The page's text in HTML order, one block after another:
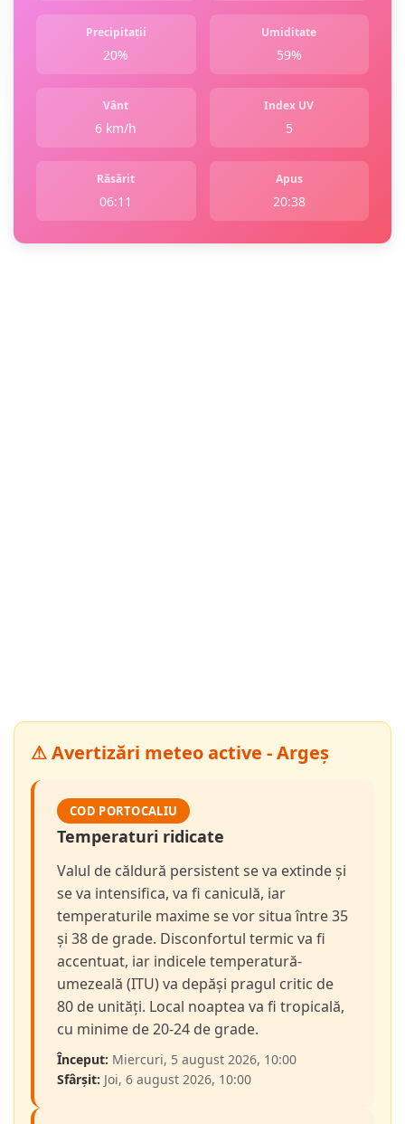
Precipitații
20%
Umiditate
59%
Vânt
6 km/h
Index UV
5
Răsărit
06:11
Apus
20:38
⚠ Avertizări meteo active - Argeș
COD PORTOCALIU
Temperaturi ridicate
Valul de căldură persistent se va extinde și
se va intensifica, va fi caniculă, iar
temperaturile maxime se vor situa între 35
și 38 de grade. Disconfortul termic va fi
accentuat, iar indicele temperatură-
umezeală (ITU) va depăși pragul critic de
80 de unități. Local noaptea va fi tropicală,
cu minime de 20-24 de grade.
Început: Miercuri, 5 august 2026, 10:00
Sfârșit: Joi, 6 august 2026, 10:00